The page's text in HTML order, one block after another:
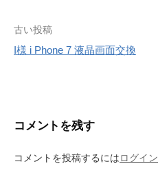
投
稿
ゲ
ー
古い投稿
I様 i Phone 7 液晶画面交換
コメントを残す
コメントを投稿するにはログイン